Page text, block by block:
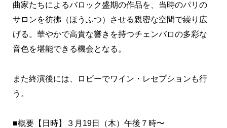
曲家たちによるバロック盛期の作品を、当時のパリの
サロンを彷彿（ほうふつ）させる親密な空間で繰り広
げる。華やかで高貴な響きを持つチェンバロの多彩な
音色を堪能できる機会となる。
また終演後には、ロビーでワイン・レセプションも行
う。
■概要【日時】３月19日（木）午後７時〜